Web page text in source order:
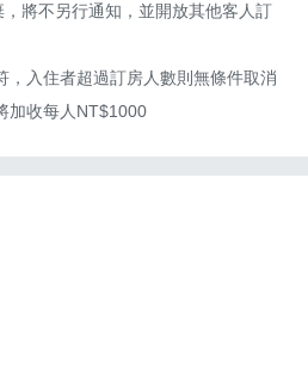
將不另行通知，並開放其他客人訂
，入住者超過訂房人數則無條件取消
加收每人NT$1000